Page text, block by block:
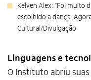
Kelven Alex: “Foi muito
escolhido a dança.
Cultural/Divulgação
Linguagens e
O Instituto abriu